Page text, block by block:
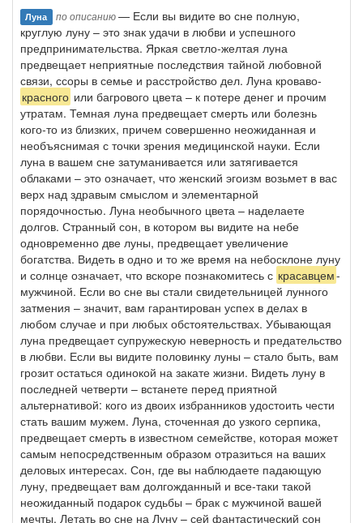
Луна по описанию— Если вы видите во сне полную,
круглую луну – это знак удачи в любви и успешного
предпринимательства. Яркая светло-желтая луна
предвещает неприятные последствия тайной любовной
связи, ссоры в семье и расстройство дел. Луна кроваво-
красного или багрового цвета – к потере денег и прочим
утратам. Темная луна предвещает смерть или болезнь
кого-то из близких, причем совершенно неожиданная и
необъяснимая с точки зрения медицинской науки. Если
луна в вашем сне затуманивается или затягивается
облаками – это означает, что женский эгоизм возьмет в вас
верх над здравым смыслом и элементарной
порядочностью. Луна необычного цвета – наделаете
долгов. Странный сон, в котором вы видите на небе
одновременно две луны, предвещает увеличение
богатства. Видеть в одно и то же время на небосклоне луну
и солнце означает, что вскоре познакомитесь с красавцем-
мужчиной. Если во сне вы стали свидетельницей лунного
затмения – значит, вам гарантирован успех в делах в
любом случае и при любых обстоятельствах. Убывающая
луна предвещает супружескую неверность и предательство
в любви. Если вы видите половинку луны – стало быть, вам
грозит остаться одинокой на закате жизни. Видеть луну в
последней четверти – встанете перед приятной
альтернативой: кого из двоих избранников удостоить чести
стать вашим мужем. Луна, сточенная до узкого серпика,
предвещает смерть в известном семействе, которая может
самым непосредственным образом отразиться на ваших
деловых интересах. Сон, где вы наблюдаете падающую
луну, предвещает вам долгожданный и все-таки такой
неожиданный подарок судьбы – брак с мужчиной вашей
мечты. Летать во сне на Луну – сей фантастический сон